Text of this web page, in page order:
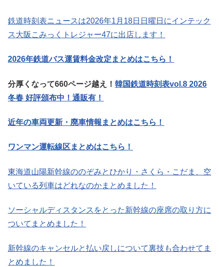
鉄道時刻表ニュースは2026年1月18日日曜日にインテック
ス大阪こみっくトレジャー47に出店します！
2026年鉄道バス運賃料金改定まとめはこちら！
分厚くなって660ページ越え！ 韓国鉄道時刻表vol.8 2026
冬春 好評頒布中！通販有！
近年の車両更新・廃車情報まとめはこちら！
ワンマン運転線区まとめはこちら！
東海道山陽新幹線ののぞみとひかり・さくら・こだま、空
いている列車はどれなのかまとめました！
ソーシャルディスタンスをとった新幹線の座席の取り方に
ついてまとめました！
新幹線のキャンセルと払い戻しについて裏技も合わせてま
とめました！